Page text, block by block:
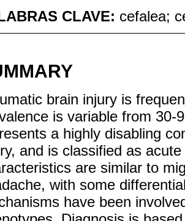
CLAVE: cefalea;
brain injury is
is variable from 30-
a highly disabling
and is classified as
are similar to
with some
have been